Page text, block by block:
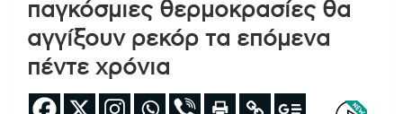
παγκόσμιες θερμοκρασίες θα
αγγίξουν ρεκόρ τα επόμενα
πέντε χρόνια